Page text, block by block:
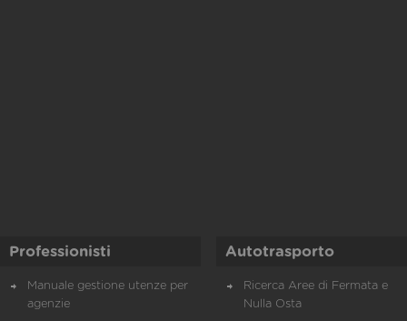
Professionisti
Manuale gestione utenze per
agenzie
Autotrasporto
Ricerca Aree di Fermata e
Nulla Osta